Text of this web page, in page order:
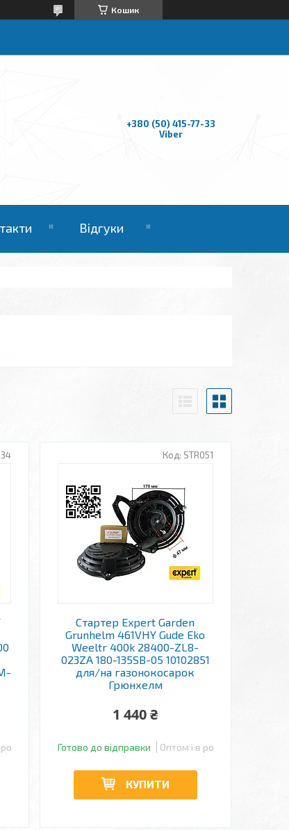
Кошик
+380 (50) 415-77-33
Viber
Відгуки
STR051
Стартер Expert Garden
Grunhelm 461VHY Gude Eko
Weeltr 400k 28400-ZL8-
023ZA 180-135SB-05 10102851
для/на газонокосарок
Грюнхелм
1 440 ₴
Готово до відправки Оптом і в роздріб
КУПИТИ